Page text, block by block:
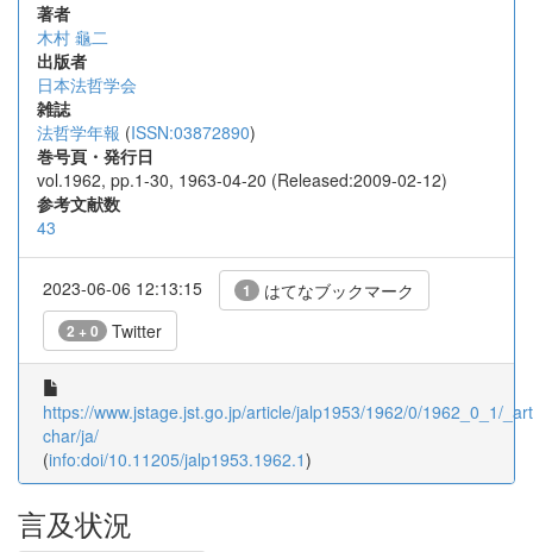
著者
木村 龜二
出版者
日本法哲学会
雑誌
法哲学年報 (ISSN:03872890)
巻号頁・発行日
vol.1962, pp.1-30, 1963-04-20 (Released:2009-02-12)
参考文献数
43
2023-06-06 12:13:15 1 はてなブックマーク
2 + 0 Twitter
https://www.jstage.jst.go.jp/article/jalp1953/1962/0/1962_0_1/
char/ja/
(info:doi/10.11205/jalp1953.1962.1)
言及状況